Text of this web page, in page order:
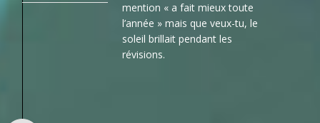
mention « a fait mieux toute
l’année » mais que veux-tu, le
soleil brillait pendant les
révisions.